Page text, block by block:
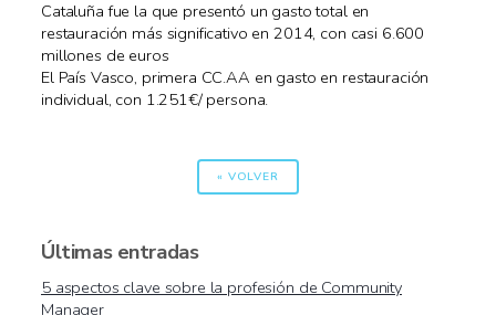
Cataluña fue la que presentó un gasto total en
restauración más significativo en 2014, con casi 6.600
millones de euros
El País Vasco, primera CC.AA en gasto en restauración
individual, con 1.251€/ persona.
« VOLVER
Últimas entradas
5 aspectos clave sobre la profesión de Community
Manager